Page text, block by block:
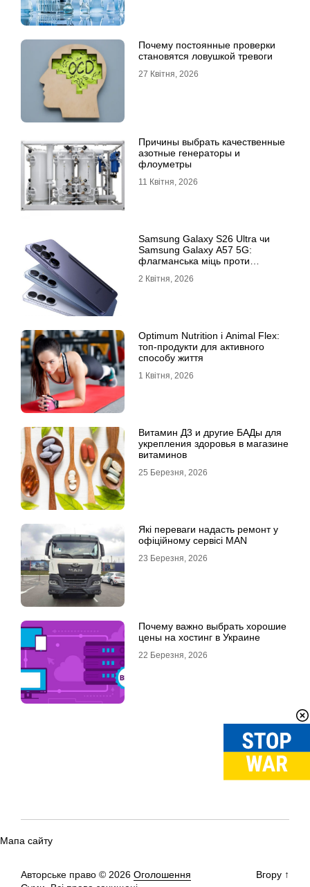
Почему постоянные проверки
становятся ловушкой тревоги
27 Квітня, 2026
Причины выбрать качественные
азотные генераторы и
флоуметры
11 Квітня, 2026
Samsung Galaxy S26 Ultra чи
Samsung Galaxy A57 5G:
флагманська міць проти
2 Квітня, 2026
Optimum Nutrition і Animal Flex:
топ-продукти для активного
способу життя
1 Квітня, 2026
Витамин Д3 и другие БАДы для
укрепления здоровья в магазине
витаминов
25 Березня, 2026
Які переваги надасть ремонт у
офіційному сервісі MAN
23 Березня, 2026
Почему важно выбрать хорошие
цены на хостинг в Украине
22 Березня, 2026
Мапа сайту
Авторське право © 2026 Оголошення
Вгору ↑